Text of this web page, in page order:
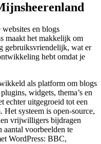
en blogs
maakt het makkelijk om
gebruiksvriendelijk, wat er
hebt omdat je
als platform om blogs
widgets, thema’s en
echter uitgegroeid tot een
systeem is open-source,
vrijwilligers bijdragen
aantal voorbeelden te
WordPress: BBC,